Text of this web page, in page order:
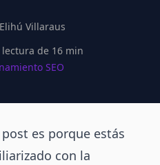
Elihú Villaraus
lectura de 16 min
SEO
es porque estás
con la